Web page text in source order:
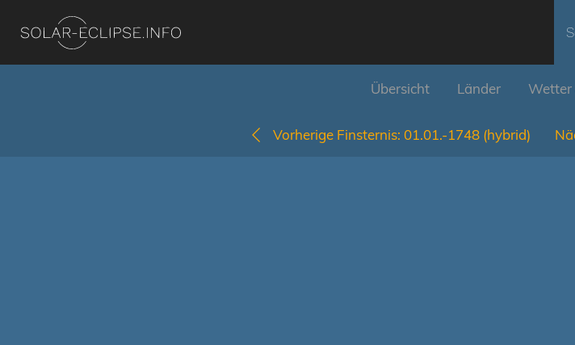
Übersicht Länder Wetter
Vorherige Finsternis: 01.01.-1748 (hybrid)